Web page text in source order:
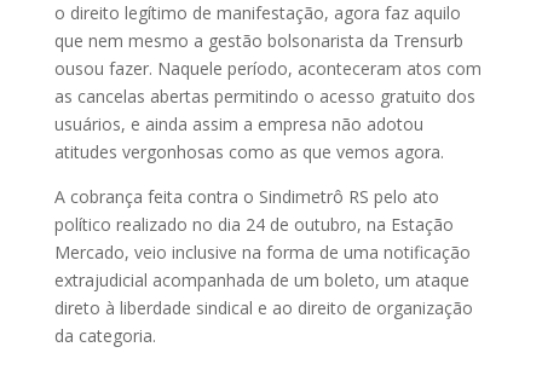
o direito legítimo de manifestação, agora faz aquilo
que nem mesmo a gestão bolsonarista da Trensurb
ousou fazer. Naquele período, aconteceram atos com
as cancelas abertas permitindo o acesso gratuito dos
usuários, e ainda assim a empresa não adotou
atitudes vergonhosas como as que vemos agora.
A cobrança feita contra o Sindimetrô RS pelo ato
político realizado no dia 24 de outubro, na Estação
Mercado, veio inclusive na forma de uma notificação
extrajudicial acompanhada de um boleto, um ataque
direto à liberdade sindical e ao direito de organização
da categoria.